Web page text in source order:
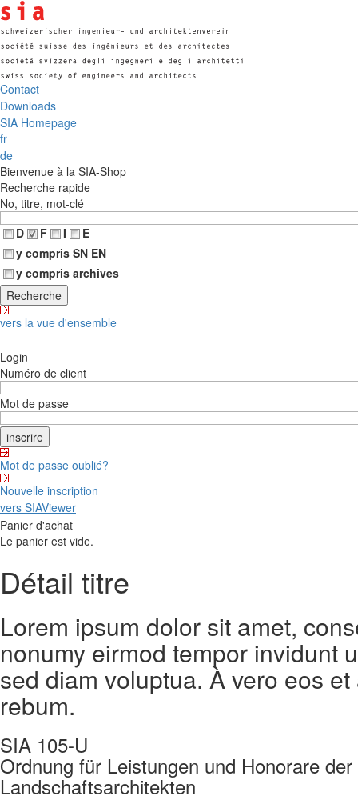
Contact
Downloads
SIA Homepage
fr
de
Bienvenue à la SIA-Shop
Recherche rapide
No, titre, mot-clé
D
F I
E
y compris SN EN
y compris archives
vers la vue d'ensemble
Login
Numéro de client
Mot de passe
Mot de passe oublié?
Nouvelle inscription
vers SIAViewer
Panier d'achat
Le panier est vide.
Détail titre
Lorem ipsum dolor sit amet,
nonumy eirmod tempor invidunt
sed diam voluptua. À vero eos
rebum.
SIA 105-U
Ordnung für Leistungen und Honorare
Landschaftsarchitekten